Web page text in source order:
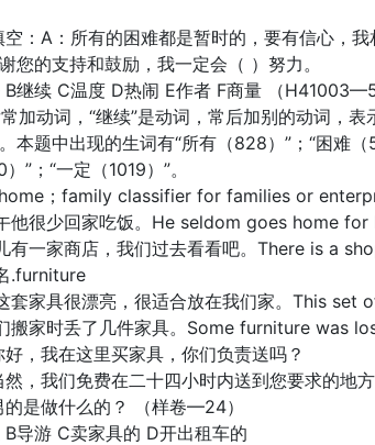
空：A：所有的困难都是暂时的，要有信心，我
您的支持和鼓励，我一定会（ ）努力。
B继续 C温度 D热闹 E作者 F商量 （
常加动词，“继续”是动词，常后加别的动词，
本题中出现的生词有“所有（828）”；“困难
）”；“一定（1019）”。
；family classifier for families or
他很少回家吃饭。He seldom goes home
有一家商店，我们过去看看吧。There is a
.furniture
套家具很漂亮，很适合放在我们家。This
搬家时丢了几件家具。Some furniture was
好，我在这里买家具，你们负责送吗？
然，我们免费在二十四小时内送到您要求的地方
的是做什么的？ （样卷—24）
B导游 C卖家具的 D开出租车的